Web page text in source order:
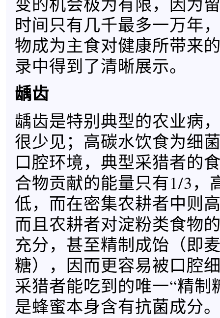
时间只有几千最多一万年
物成为主食对健康所带来
录中得到了清晰展示。
龋齿
龋齿是特别典型的农业病
很少见；高碳水饮食为细
口腔环境，典型采猎者的
合物贡献的能量只有1/3，
低，而在密集农耕者中则
而且农耕者对淀粉类食物
充分，甚至精制成饴（即
糖），因而更容易被口腔
采猎者能吃到的唯一“精制
是蜂蜜本身含有抗菌成分